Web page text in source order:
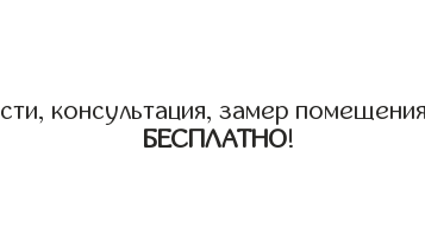
консультация, замер
БЕСПЛАТНО!